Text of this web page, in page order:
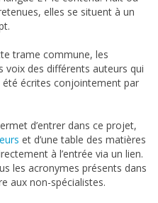
elles se situent à un
trame commune, les
des différents auteurs qui
écrites conjointement par
d’entrer dans ce projet,
et d’une table des matières
à l’entrée via un lien.
les acronymes présents dans
aux non-spécialistes.